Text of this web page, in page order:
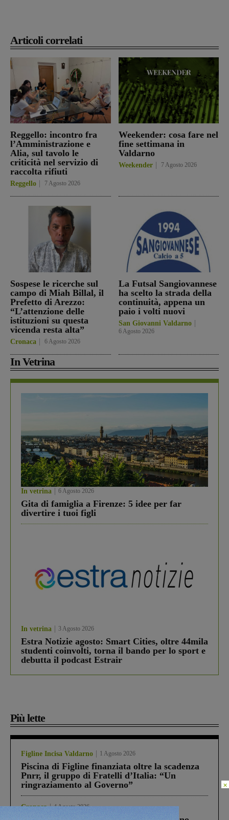
Articoli correlati
Reggello: incontro fra
l’Amministrazione e
Alia, sul tavolo le
criticità nel servizio di
raccolta rifiuti
Reggello 7 Agosto 2026
Weekender: cosa fare nel
fine settimana in
Valdarno
Weekender 7 Agosto 2026
Sospese le ricerche sul
campo di Miah Billal, il
Prefetto di Arezzo:
“L’attenzione delle
istituzioni su questa
vicenda resta alta”
Cronaca 6 Agosto 2026
La Futsal Sangiovannese
ha scelto la strada della
continuità, appena un
paio i volti nuovi
San Giovanni Valdarno
6 Agosto 2026
In Vetrina
In vetrina 6 Agosto 2026
Gita di famiglia a Firenze: 5 idee per far
divertire i tuoi figli
In vetrina 3 Agosto 2026
Estra Notizie agosto: Smart Cities, oltre 44mila
studenti coinvolti, torna il bando per lo sport e
debutta il podcast Estrair
Più lette
Figline Incisa Valdarno 1 Agosto 2026
Piscina di Figline finanziata oltre la scadenza
Pnrr, il gruppo di Fratelli d’Italia: “Un
ringraziamento al Governo”
Cronaca 4 Agosto 2026
×